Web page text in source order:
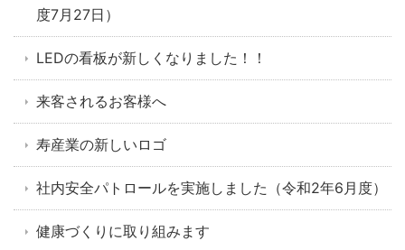
度7月27日）
LEDの看板が新しくなりました！！
来客されるお客様へ
寿産業の新しいロゴ
社内安全パトロールを実施しました（令和2年6月度）
健康づくりに取り組みます